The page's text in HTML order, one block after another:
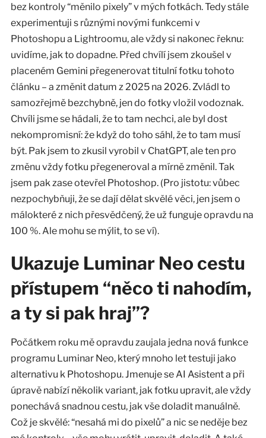
bez kontroly “měnilo pixely” v mých fotkách. Tedy stále
experimentuji s různými novými funkcemi v
Photoshopu a Lightroomu, ale vždy si nakonec řeknu:
uvidíme, jak to dopadne. Před chvílí jsem zkoušel v
placeném Gemini přegenerovat titulní fotku tohoto
článku – a změnit datum z 2025 na 2026. Zvládl to
samozřejmě bezchybně, jen do fotky vložil vodoznak.
Chvíli jsme se hádali, že to tam nechci, ale byl dost
nekompromisní: že když do toho sáhl, že to tam musí
být. Pak jsem to zkusil vyrobil v ChatGPT, ale ten pro
změnu vždy fotku přegeneroval a mírně změnil. Tak
jsem pak zase otevřel Photoshop. (Pro jistotu: vůbec
nezpochybňuji, že se dají dělat skvělé věci, jen jsem o
málokteré z nich přesvědčený, že už funguje opravdu na
100 %. Ale mohu se mýlit, to se ví).
Ukazuje Luminar Neo cestu
přístupem “něco ti nahodím,
a ty si pak hraj”?
Počátkem roku mě opravdu zaujala jedna nová funkce
programu Luminar Neo, který mnoho let testuji jako
alternativu k Photoshopu. Jmenuje se AI Asistent a při
úpravě nabízí několik variant, jak fotku upravit, ale vždy
ponechává snadnou cestu, jak vše doladit manuálně.
Což je skvělé: “nesahá mi do pixelů” a nic se neděje bez